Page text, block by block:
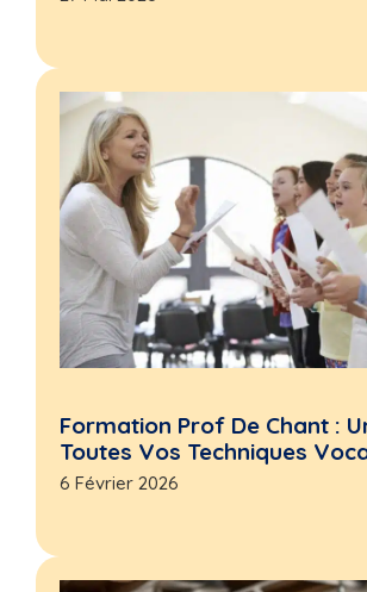
Formation Prof De Chant :
Toutes Vos Techniques
6 Février 2026